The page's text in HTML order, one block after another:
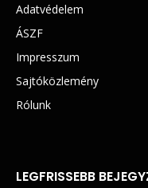
Adatvédelem
ÁSZF
Impresszum
Sajtóközlemény
Rólunk
LEGFRISSEBB